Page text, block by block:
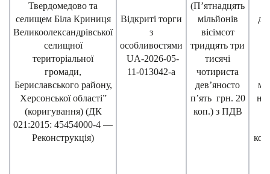
Твердомедово та
селищем Біла Криниця
Великоолександрівської
селищної
територіальної
громади,
Бериславського району,
Херсонської області”
(коригування) (ДК
021:2015: 45454000-4 —
Реконструкція)
Відкриті торги
з
особливостями
UA-2026-05-
11-013042-a
(П’ятнадцять
мільйонів
вісімсот
тридцять три
тисячі
чотириста
дев’яносто
п’ять грн. 20
коп.) з ПДВ